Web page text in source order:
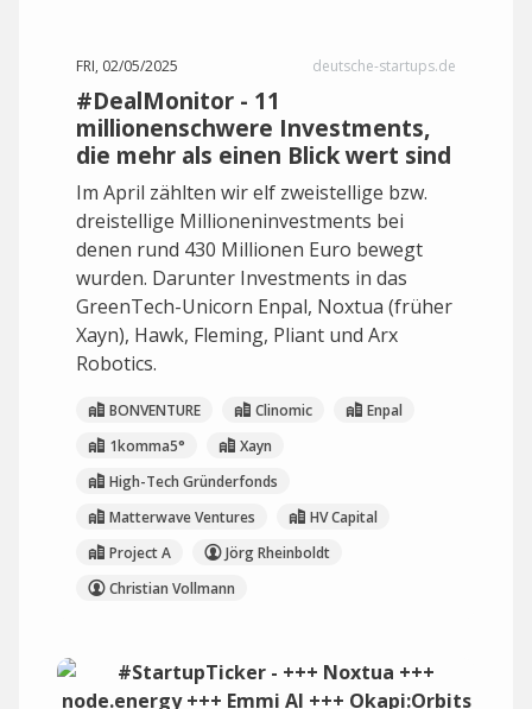
FRI, 02/05/2025 deutsche-startups.de
#DealMonitor - 11
millionenschwere Investments,
die mehr als einen Blick wert sind
Im April zählten wir elf zweistellige bzw.
dreistellige Millioneninvestments bei
denen rund 430 Millionen Euro bewegt
wurden. Darunter Investments in das
GreenTech-Unicorn Enpal, Noxtua (früher
Xayn), Hawk, Fleming, Pliant und Arx
Robotics.
BONVENTURE Clinomic
Enpal
1komma5°
Xayn
High-Tech Gründerfonds
Matterwave Ventures
HV Capital
Project A
Jörg Rheinboldt
Christian Vollmann